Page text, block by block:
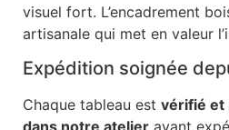
visuel fort. L’encadrement
artisanale qui met en valeur
Expédition soignée
Chaque tableau est vérifié et
dans notre atelier avant